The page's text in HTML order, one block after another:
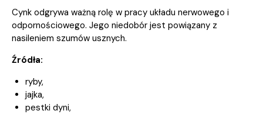
Cynk odgrywa ważną rolę w pracy układu nerwowego i
odpornościowego. Jego niedobór jest powiązany z
nasileniem szumów usznych.
Źródła:
ryby,
jajka,
pestki dyni,